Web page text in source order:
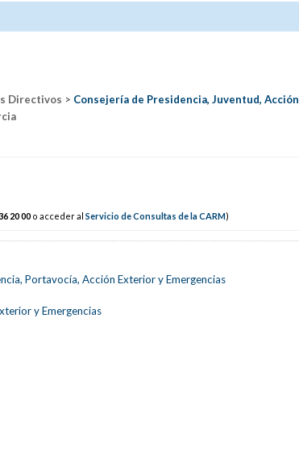
Directivos > Consejería de Presidencia, Juventud, Acción
6 20 00 o acceder alServicio de Consultas de la CARM)
Portavocía, Acción Exterior y Emergencias
y Emergencias